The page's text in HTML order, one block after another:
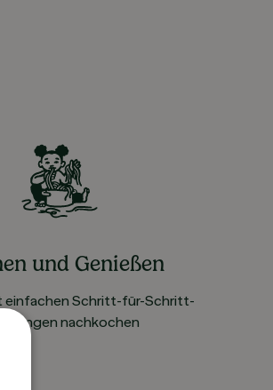
und Genießen
einfachen Schritt-für-Schritt-
nachkochen